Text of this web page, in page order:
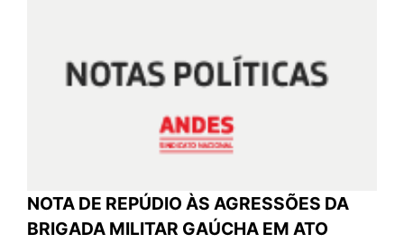
NOTA DE REPÚDIO ÀS AGRESSÕES DA
BRIGADA MILITAR GAÚCHA EM ATO